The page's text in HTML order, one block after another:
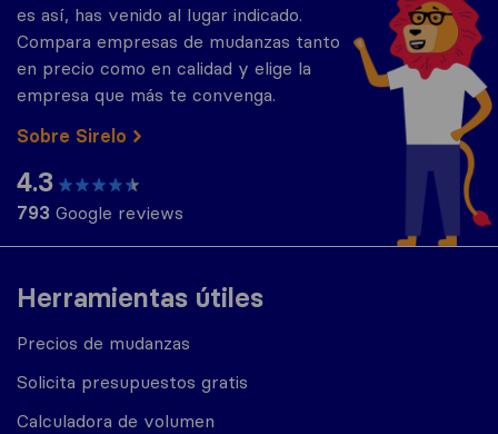
Herramientas útiles
Precios de mudanzas
Solicita presupuestos gratis
Calculadora de volumen
es así, has venido al lugar indicado.
Compara empresas de mudanzas tanto
en precio como en calidad y elige la
empresa que más te convenga.
Sobre Sirelo
4.3
793 Google reviews